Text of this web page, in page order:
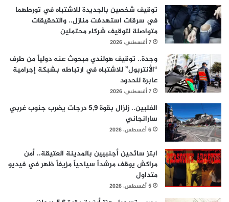
توقيف شخصين بالجديدة للاشتباه في تورطهما
في سرقات استهدفت منازل.. والتحقيقات
متواصلة لتوقيف شركاء محتملين
7 أغسطس، 2026
وجدة.. توقيف هولندي مبحوث عنه دولياً من طرف
“الأنتربول” للاشتباه في ارتباطه بشبكة إجرامية
عابرة للحدود
7 أغسطس، 2026
الفلبين.. زلزال بقوة 5,9 درجات يضرب جنوب غربي
سارانجاني
6 أغسطس، 2026
ابتز سائحين أجنبيين بالمدينة العتيقة.. أمن
مراكش يوقف مرشداً سياحياً مزيفاً ظهر في فيديو
متداول
5 أغسطس، 2026